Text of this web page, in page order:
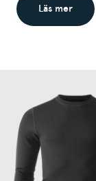
Läs mer